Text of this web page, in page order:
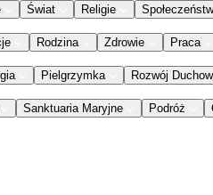
Świat Religie
Rodzina Zdrowie Praca
Pielgrzymka Rozwój
Sanktuaria Maryjne Podróż